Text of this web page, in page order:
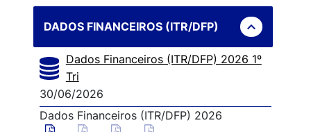
DADOS FINANCEIROS (ITR/DFP) expand_less
Dados Financeiros (ITR/DFP) 2026 1º
Tri
30/06/2026
Dados Financeiros (ITR/DFP) 2026